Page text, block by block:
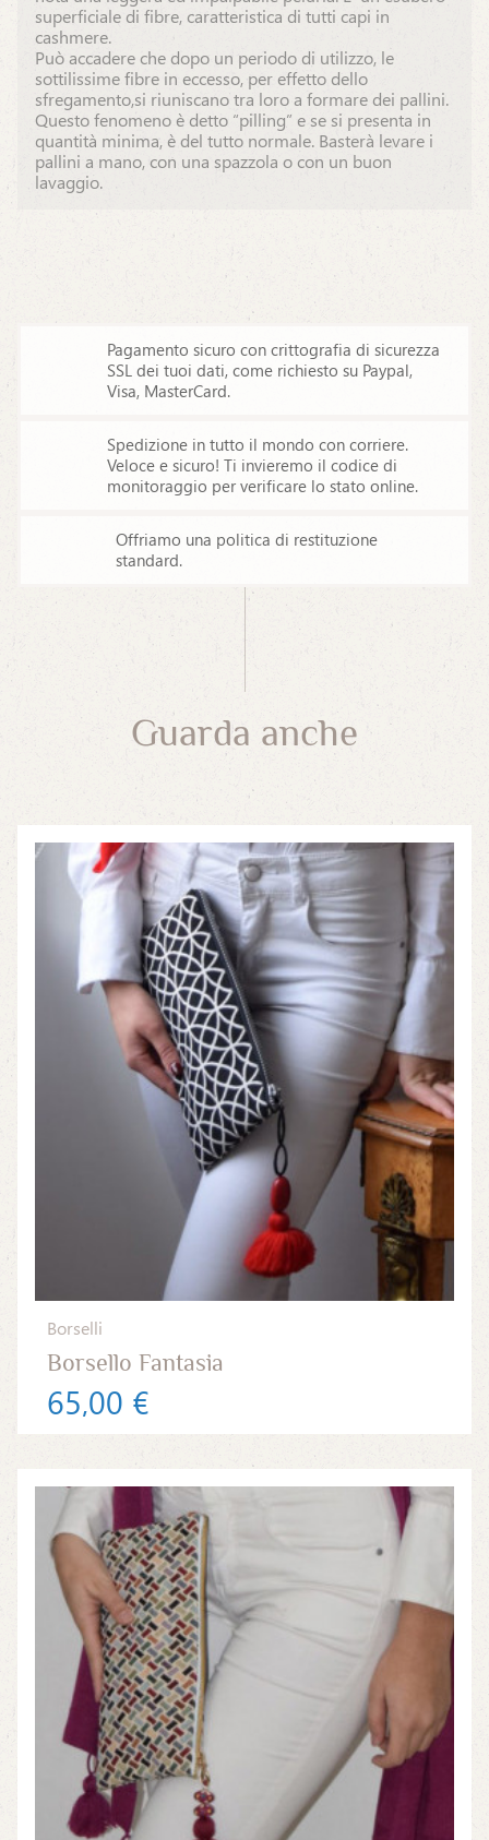
superficiale di fibre, caratteristica di tutti capi in
cashmere.
Può accadere che dopo un periodo di utilizzo, le
sottilissime fibre in eccesso, per effetto dello
sfregamento,si riuniscano tra loro a formare dei pallini.
Questo fenomeno è detto “pilling” e se si presenta in
quantità minima, è del tutto normale. Basterà levare i
pallini a mano, con una spazzola o con un buon
lavaggio.
Pagamento sicuro con crittografia di sicurezza
SSL dei tuoi dati, come richiesto su Paypal,
Visa, MasterCard.
Spedizione in tutto il mondo con corriere.
Veloce e sicuro! Ti invieremo il codice di
monitoraggio per verificare lo stato online.
Offriamo una politica di restituzione
standard.
Guarda anche
Borselli
Borsello Fantasia
65,00 €